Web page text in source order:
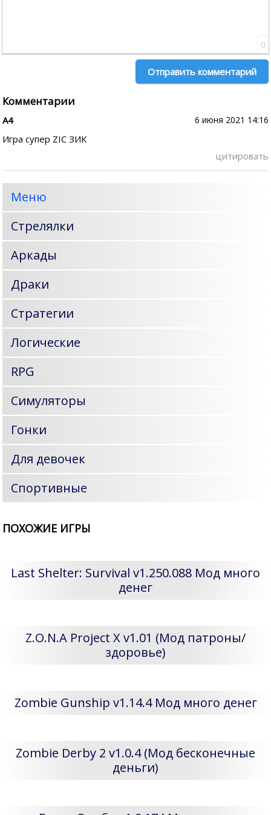
0
Отправить комментарий
Комментарии
А4 6 июня 2021 14:16
Игра супер ZIC ЗИК
цитировать
Меню
Стрелялки
Аркады
Драки
Стратегии
Логические
RPG
Симуляторы
Гонки
Для девочек
Спортивные
ПОХОЖИЕ ИГРЫ
Last Shelter: Survival v1.250.088 Мод много
денег
Z.O.N.A Project X v1.01 (Мод патроны/
здоровье)
Zombie Gunship v1.14.4 Мод много денег
Zombie Derby 2 v1.0.4 (Мод бесконечные
деньги)